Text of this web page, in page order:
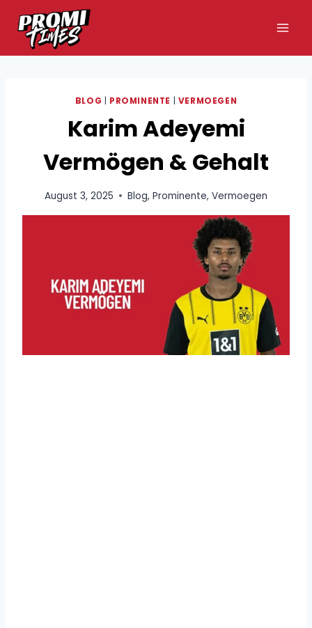
Inhalt
springen
BLOG PROMINENTE VERMOEGEN
Karim Adeyemi
Vermögen & Gehalt
August 3, 2025 Blog, Prominente, Vermoegen